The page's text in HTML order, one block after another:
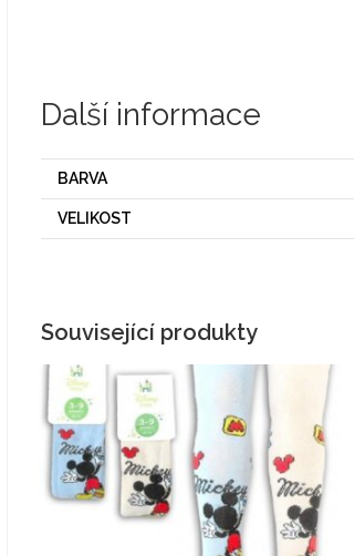
Další informace
BARVA
VELIKOST
Související produkty